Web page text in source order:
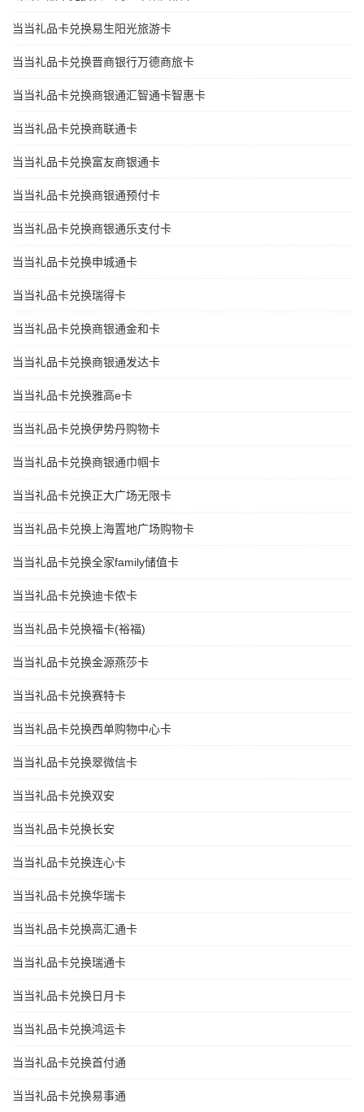
当当礼品卡兑换易生阳光旅游卡
当当礼品卡兑换晋商银行万德商旅卡
当当礼品卡兑换商银通汇智通卡智惠卡
当当礼品卡兑换商联通卡
当当礼品卡兑换富友商银通卡
当当礼品卡兑换商银通预付卡
当当礼品卡兑换商银通乐支付卡
当当礼品卡兑换申城通卡
当当礼品卡兑换瑞得卡
当当礼品卡兑换商银通金和卡
当当礼品卡兑换商银通发达卡
当当礼品卡兑换雅高e卡
当当礼品卡兑换伊势丹购物卡
当当礼品卡兑换商银通巾帼卡
当当礼品卡兑换正大广场无限卡
当当礼品卡兑换上海置地广场购物卡
当当礼品卡兑换全家family储值卡
当当礼品卡兑换迪卡侬卡
当当礼品卡兑换福卡(裕福)
当当礼品卡兑换金源燕莎卡
当当礼品卡兑换赛特卡
当当礼品卡兑换西单购物中心卡
当当礼品卡兑换翠微信卡
当当礼品卡兑换双安
当当礼品卡兑换长安
当当礼品卡兑换连心卡
当当礼品卡兑换华瑞卡
当当礼品卡兑换高汇通卡
当当礼品卡兑换瑞通卡
当当礼品卡兑换日月卡
当当礼品卡兑换鸿运卡
当当礼品卡兑换首付通
当当礼品卡兑换易事通